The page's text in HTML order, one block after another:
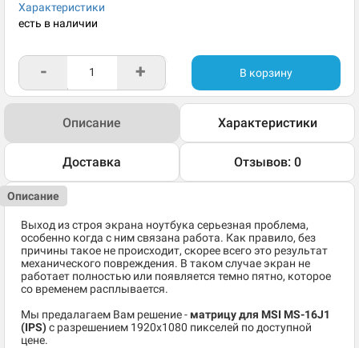
Характеристики
есть в наличии
- + В корзину
Описание Характеристики
Доставка Отзывов: 0
Описание
Выход из строя экрана ноутбука серьезная проблема,
особенно когда с ним связана работа. Как правило, без
причины такое не происходит, скорее всего это результат
механического повреждения. В таком случае экран не
работает полностью или появляется темно пятно, которое
со временем расплывается.
Мы предалагаем Вам решение - матрицу для MSI MS-16J1
(IPS)c разрешением 1920x1080 пикселей по доступной
цене.